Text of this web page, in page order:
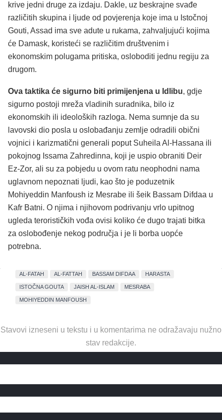
krive jedni druge za izdaju. Dakle, uz beskrajne svađe
različitih skupina i ljude od povjerenja koje ima u Istočnoj
Gouti, Assad ima sve adute u rukama, zahvaljujući kojima
će Damask, koristeći se različitim društvenim i
ekonomskim polugama pritiska, osloboditi jednu regiju za
drugom.
Ova taktika će sigurno biti primijenjena u Idlibu, gdje
sigurno postoji mreža vladinih suradnika, bilo iz
ekonomskih ili ideoloških razloga. Nema sumnje da su
lavovski dio posla u oslobađanju zemlje odradili obični
vojnici i karizmatični generali poput Suheila Al-Hassana ili
pokojnog Issama Zahredinna, koji je uspio obraniti Deir
Ez-Zor, ali su za pobjedu u ovom ratu neophodni nama
uglavnom nepoznati ljudi, kao što je poduzetnik
Mohiyeddin Manfoush iz Mesrabe ili šeik Bassam Difdaa u
Kafr Batni. O njima i njihovom podrivanju vrlo upitnog
ugleda terorističkih vođa ovisi koliko će dugo trajati bitka
za oslobođenje nekog područja i je li borba uopće
potrebna.
AL-FATAH AL-FATTAH BASSAM DIFDAA HARASTA
ISTOČNA GOUTA JAISH AL-ISLAM MESRABA
MOHIYEDDIN MANFOUSH
Stavovi izneseni u tekstu i u komentarima ne odražavaju nužno
stav redakcije.